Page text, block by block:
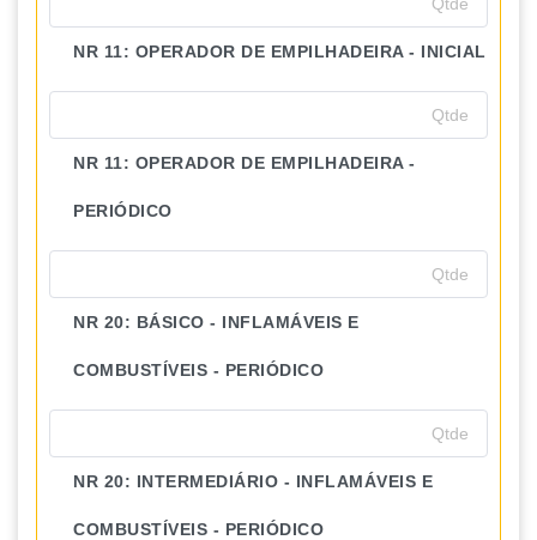
NR 11: OPERADOR DE EMPILHADEIRA - INICIAL
NR 11: OPERADOR DE EMPILHADEIRA -
PERIÓDICO
NR 20: BÁSICO - INFLAMÁVEIS E
COMBUSTÍVEIS - PERIÓDICO
NR 20: INTERMEDIÁRIO - INFLAMÁVEIS E
COMBUSTÍVEIS - PERIÓDICO